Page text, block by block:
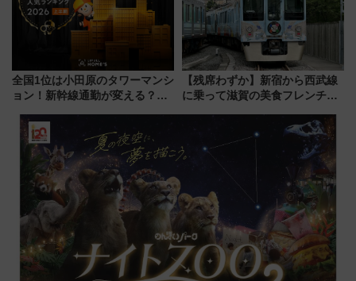
全国1位は小田原のタワーマンシ
ョン！新幹線通勤が変える？
【新築マンション人気ランキン
グ】
【残席わずか】新宿から西武線
に乗って滋賀の美食フレンチを
「52席の至福」で味わう近江牛
や伝統文化の特別コラボ